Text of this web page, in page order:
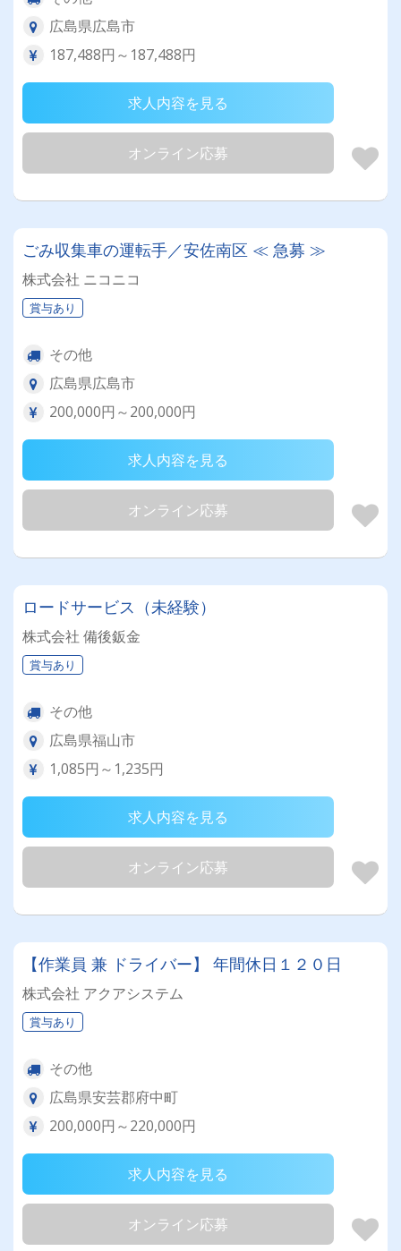
広島県広島市
187,488円～187,488円
求人内容を見る
オンライン応募
ごみ収集車の運転手／安佐南区 ≪ 急募 ≫
株式会社 ニコニコ
賞与あり
その他
広島県広島市
200,000円～200,000円
求人内容を見る
オンライン応募
ロードサービス（未経験）
株式会社 備後鈑金
賞与あり
その他
広島県福山市
1,085円～1,235円
求人内容を見る
オンライン応募
【作業員 兼 ドライバー】 年間休日１２０日
株式会社 アクアシステム
賞与あり
その他
広島県安芸郡府中町
200,000円～220,000円
求人内容を見る
オンライン応募